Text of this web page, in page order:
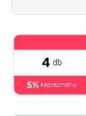
4 db
5% kedvezmény